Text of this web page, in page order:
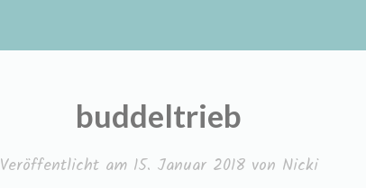
buddeltrieb
Veröffentlicht am 15. Januar 2018von Nicki